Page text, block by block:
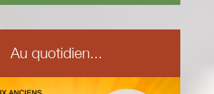
Au quotidien...